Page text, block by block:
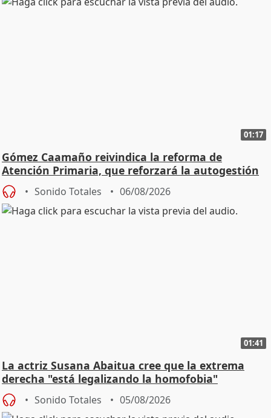
01:17
Gómez Caamaño reivindica la reforma de
Atención Primaria, que reforzará la autogestión
Sonido Totales 06/08/2026
01:41
La actriz Susana Abaitua cree que la extrema
derecha "está legalizando la homofobia"
Sonido Totales 05/08/2026